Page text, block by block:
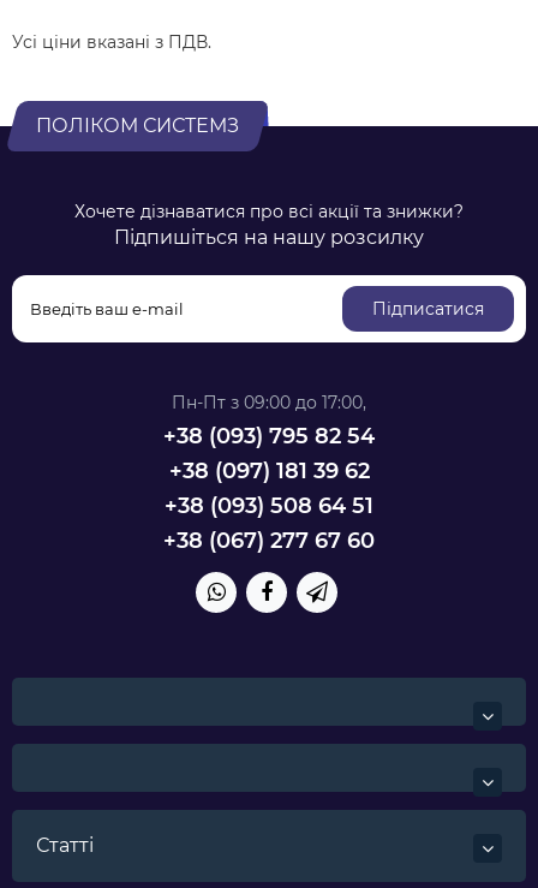
Усі ціни вказані з ПДВ.
ПОЛІКОМ СИСТЕМЗ
Хочете дізнаватися про всі акції та знижки?
Підпишіться на нашу розсилку
Підписатися
Пн-Пт з 09:00 до 17:00,
+38 ‎(093) 795 82 54
+38 (097) 181 39 62
+38 (093) 508 64 51
+38 (067) 277 67 60
Статті